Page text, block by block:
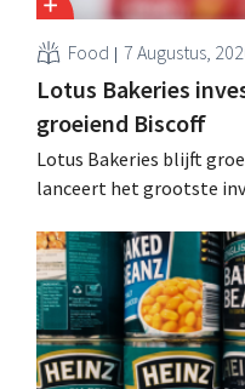
Food 7 Augustus,
Lotus Bakeries
groeiend Biscoff
Lotus Bakeries blijft
lanceert het grootste
moeten dit momentum